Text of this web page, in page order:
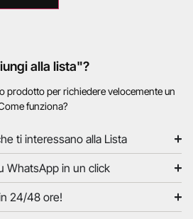
alla lista"?
prodotto per richiedere velocemente un
funziona?
ti interessano alla Lista
WhatsApp in un click
24/48 ore!